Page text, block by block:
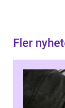
Fler